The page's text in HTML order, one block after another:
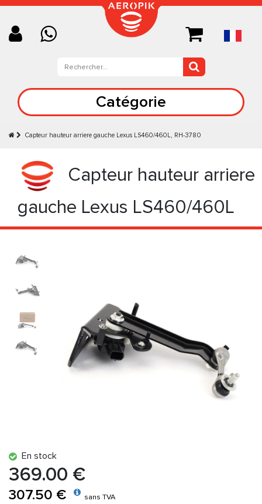
Catégorie
Capteur hauteur arriere gauche Lexus LS460/460L, RH-3780
Capteur hauteur arriere
gauche Lexus LS460/460L
En stock
369.00 €
307.50 € sans TVA